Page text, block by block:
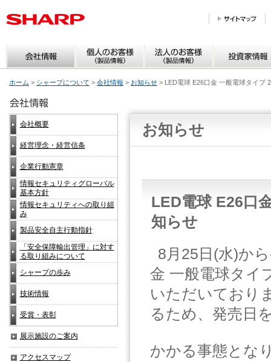
ホーム > シャープについて > 会社情報 > お知らせ > LED電球 E26口金 一般電球タイプ
会社概要
経営理念・経営信条
企業行動憲章
情報セキュリティグローバル
基本方針
情報セキュリティへの取り組
み
製品安全自主行動指針
「安全保障輸出管理」に対す
る取り組みについて
シャープの歩み
技術情報
受賞・表彰
展示施設のご案内
アクセスマップ
お知らせ
LED電球 E26口
知らせ
8月25日(水)か
金 一般電球タイ
いただいており
るため、発売日
かかる事態とな